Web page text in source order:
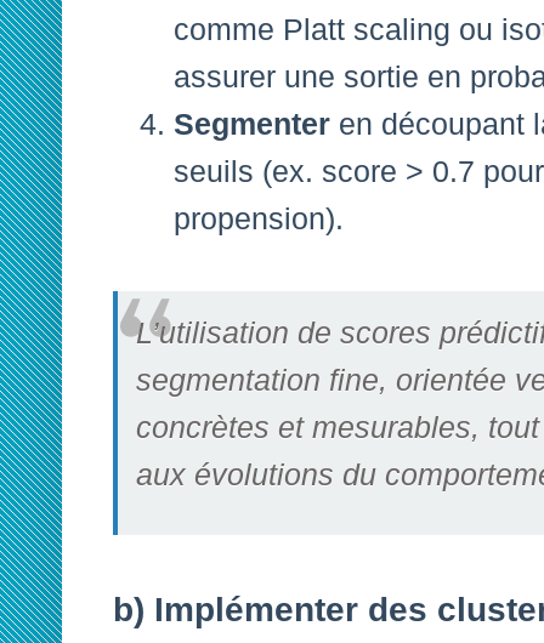
comme Platt scaling ou
assurer une sortie en
Segmenter en découpant
seuils (ex. score > 0.7
propension).
L’utilisation de scores
segmentation fine, orientée
concrètes et mesurables,
aux évolutions du
b) Implémenter des